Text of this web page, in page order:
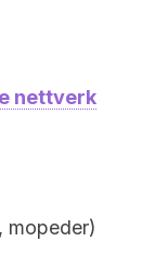
nettverk
mopeder)